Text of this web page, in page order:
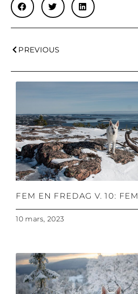
PREVIOUS
FEM EN FREDAG V. 10: FEM
10 mars, 2023